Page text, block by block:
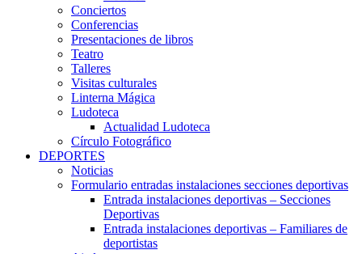
Conciertos
Conferencias
Presentaciones de libros
Teatro
Talleres
Visitas culturales
Linterna Mágica
Ludoteca
Actualidad Ludoteca
Círculo Fotográfico
DEPORTES
Noticias
Formulario entradas instalaciones secciones deportivas
Entrada instalaciones deportivas – Secciones
Deportivas
Entrada instalaciones deportivas – Familiares de
deportistas